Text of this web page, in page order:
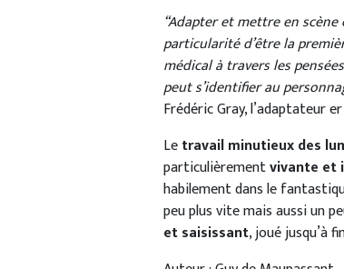
“Adapter et mettre en
particularité d’être la
médical à travers les
peut s’identifier au
Frédéric Gray, l’adaptateur
Letravail minutieux des
particulièrementvivante et
habilement dans le
peu plus vite mais aussi un
et saisissant, joué jusqu’à